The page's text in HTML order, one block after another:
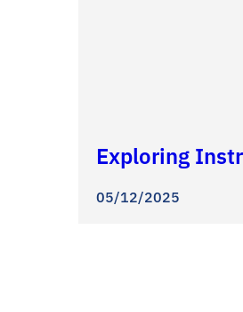
Exploring
05/12/2025